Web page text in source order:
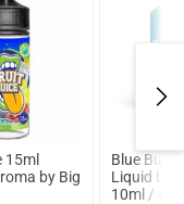
15ml
by Big
Blue
Liquid by
10ml /